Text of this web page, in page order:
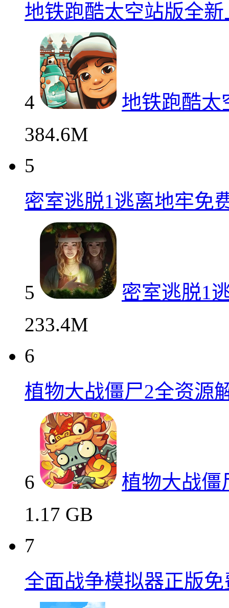
地铁跑酷太空站版全
4
地铁跑酷太
384.6M
5
密室逃脱1逃离地牢免
5
密室逃脱1
233.4M
6
植物大战僵尸2全资源
6
植物大战僵
1.17 GB
7
全面战争模拟器正版